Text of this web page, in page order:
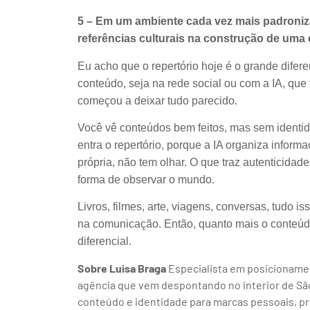
5 – Em um ambiente cada vez mais
referências culturais na construção de
Eu acho que o repertório hoje é o grande
conteúdo, seja na rede social ou com a IA,
começou a deixar tudo parecido.
Você vê conteúdos bem feitos, mas sem
entra o repertório, porque a IA organiza
própria, não tem olhar. O que traz
forma de observar o mundo.
Livros, filmes, arte, viagens, conversas, tudo
na comunicação. Então, quanto mais o
diferencial.
Sobre Luisa Braga Especialista em
agência que vem despontando no interior de
conteúdo e identidade para marcas pessoais,